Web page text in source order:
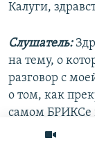
Калуги,
Слушатель:
на тему, о
разговор с
о том, как
самом БРИКСе
как он